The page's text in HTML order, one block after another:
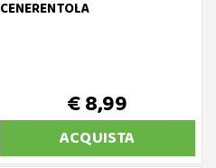
CENERENTOLA
€ 8,99
ACQUISTA